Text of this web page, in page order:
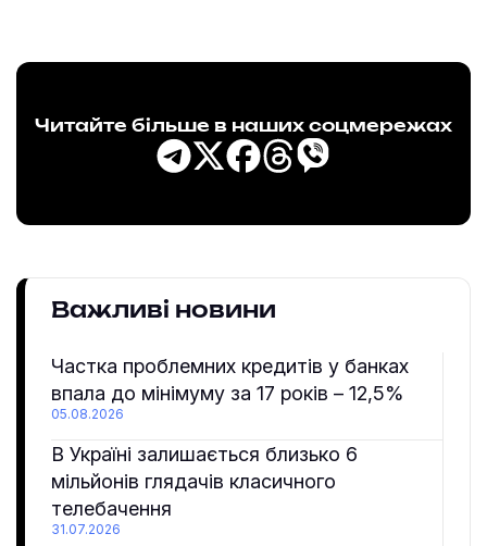
Читайте більше в наших соцмережах
Важливі новини
Частка проблемних кредитів у банках
впала до мінімуму за 17 років – 12,5%
05.08.2026
В Україні залишається близько 6
мільйонів глядачів класичного
телебачення
31.07.2026